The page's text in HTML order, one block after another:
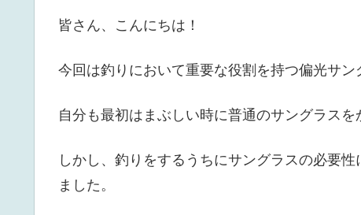
皆さん、こんにちは！
今回は釣りにおいて重要な役割を持つ偏光サン
自分も最初はまぶしい時に普通のサングラスを
しかし、釣りをするうちにサングラスの必要
ました。